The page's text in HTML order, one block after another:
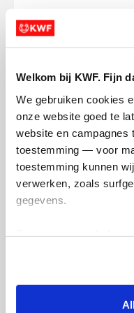
Welkom bij KWF. Fijn
We gebruiken cookies
onze website goed te
website en
toestemming — voor
toestemming kunnen
verwerken, zoals
gegevens.
tonen. Je kunt je
intrekken via Cookie
lijst met cookies is te
Creditcard
Referentie
Ik wil